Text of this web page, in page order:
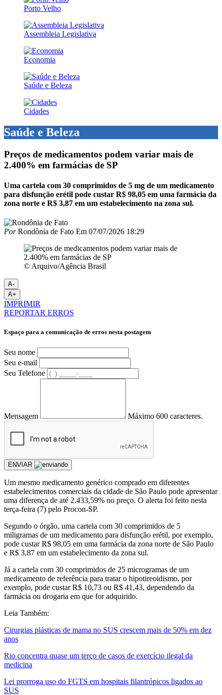
Porto Velho
Assembleia Legislativa
Economia
Saúde e Beleza
Cidades
Saúde e Beleza
Preços de medicamentos podem variar mais de
2.400% em farmácias de SP
Uma cartela com 30 comprimidos de 5 mg de um medicamento
para disfunção erétil pode custar R$ 98,05 em uma farmácia da
zona norte e R$ 3,87 em um estabelecimento na zona sul.
PorRondônia de Fato Em 07/07/2026 18:29
© Arquivo/Agência Brasil
A-
A+
IMPRIMIR
REPORTAR ERROS
Espaço para a comunicação de erros nesta postagem
Seu nome
Seu e-mail
Seu Telefone
Mensagem Máximo 600 caracteres.
ENVIAR
Um mesmo medicamento genérico comprado em diferentes
estabelecimentos comerciais da cidade de São Paulo pode apresentar
uma diferença de até 2.433,59% no preço. O alerta foi feito nesta
terça-feira (7) pelo Procon-SP.
Segundo o órgão, uma cartela com 30 comprimidos de 5
miligramas de um medicamento para disfunção erétil, por exemplo,
pode custar R$ 98,05 em uma farmácia da zona norte de São Paulo
e R$ 3,87 em um estabelecimento da zona sul.
Já a cartela com 30 comprimidos de 25 microgramas de um
medicamento de referência para tratar o hipotireoidismo, por
exemplo, pode custar R$ 10,73 ou R$ 41,43, dependendo da
farmácia ou drogaria em que for adquirido.
Leia Também:
Cirurgias plásticas de mama no SUS crescem mais de 50% em dez
anos
Rio concentra quase um terço de casos de exercício ilegal da
medicina
Lei prorroga uso do FGTS em hospitais filantrópicos ligados ao
SUS